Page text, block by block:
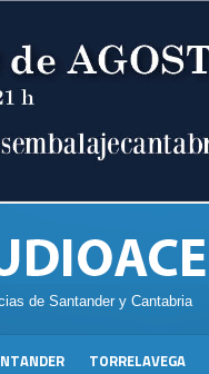
de Santander y Cantabria
TORRELAVEGA